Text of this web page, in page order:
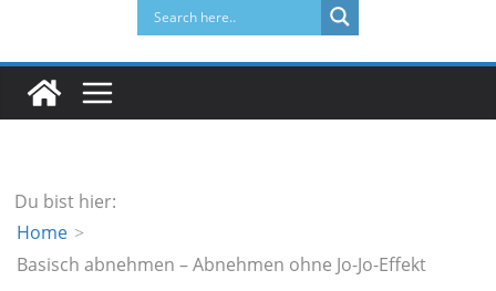
Du bist hier:
Home
Basisch abnehmen – Abnehmen ohne Jo-Jo-Effekt